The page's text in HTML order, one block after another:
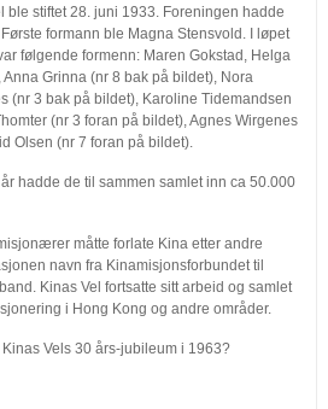
ble stiftet 28. juni 1933. Foreningen hadde
formann ble Magna Stensvold. I løpet
følgende formenn: Maren Gokstad, Helga
Grinna (nr 8 bak på bildet), Nora
(nr 3 bak på bildet), Karoline Tidemandsen
(nr 3 foran på bildet), Agnes Wirgenes
Olsen (nr 7 foran på bildet).
hadde de til sammen samlet inn ca 50.000
måtte forlate Kina etter andre
navn fra Kinamisjonsforbundet til
Kinas Vel fortsatte sitt arbeid og samlet
i Hong Kong og andre områder.
Vels 30 års-jubileum i 1963?